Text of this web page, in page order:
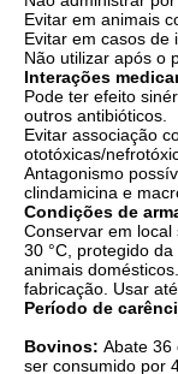
Evitar em animais
Evitar em casos de
Não utilizar após o
Interações
Pode ter efeito
outros antibióticos.
Evitar associação
ototóxicas/
Antagonismo
clindamicina e
Condições de
Conservar em
30 °C, protegido
animais
fabricação. Usar
Período de
Bovinos: Abate 36
ser consumido por